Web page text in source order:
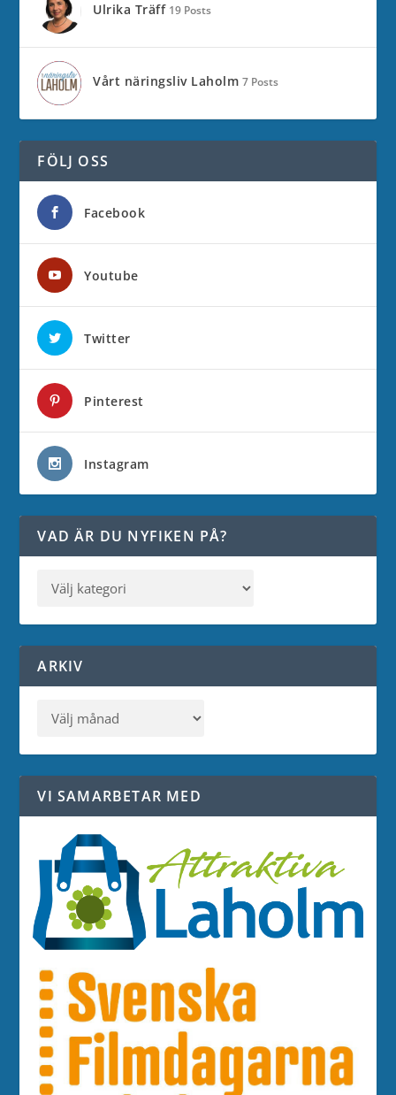
Ulrika Träff 19 Posts
Vårt näringsliv Laholm 7 Posts
FÖLJ OSS
Facebook
Youtube
Twitter
Pinterest
Instagram
VAD ÄR DU NYFIKEN PÅ?
ARKIV
VI SAMARBETAR MED